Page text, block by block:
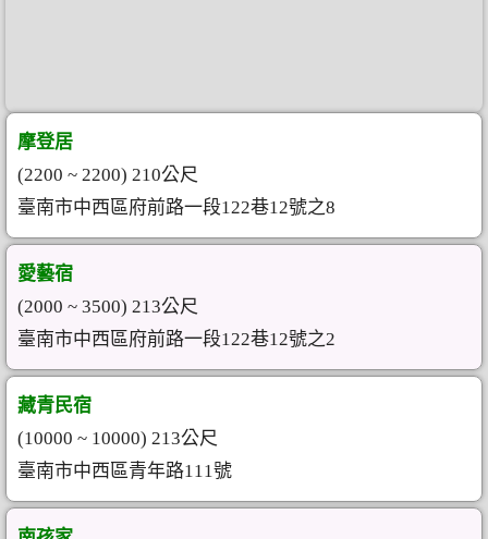
摩登居
(2200 ~ 2200) 210公尺
臺南市中西區府前路一段122巷12號之8
愛藝宿
(2000 ~ 3500) 213公尺
臺南市中西區府前路一段122巷12號之2
藏青民宿
(10000 ~ 10000) 213公尺
臺南市中西區青年路111號